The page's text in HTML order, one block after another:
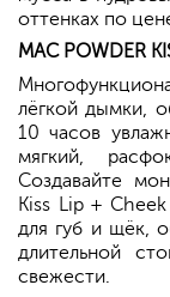
оттенках по
MAC POWDER
лёгкой дымки,
10 часов
мягкий,
Создавайте
Kiss Lip +
для губ и щёк,
длительной
свежести.